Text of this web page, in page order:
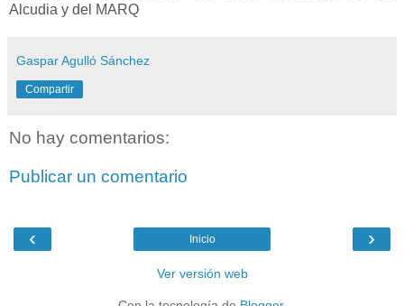
Alcudia y del MARQ
Gaspar Agulló Sánchez
Compartir
No hay comentarios:
Publicar un comentario
‹ ›
Inicio
Ver versión web